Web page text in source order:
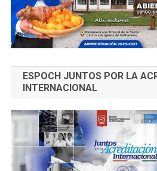
ESPOCH JUNTOS POR LA
INTERNACIONAL